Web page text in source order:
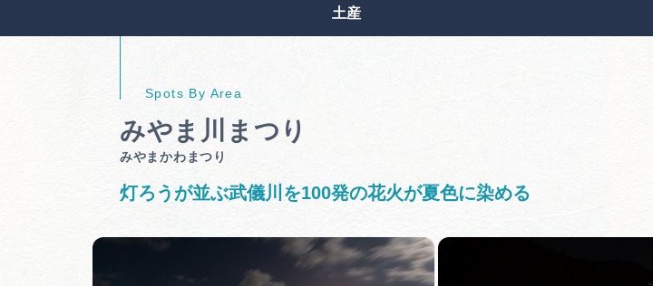
土産
みやま川まつり
みやまかわまつり
灯ろうが並ぶ武儀川を100発の花火が夏色に染める